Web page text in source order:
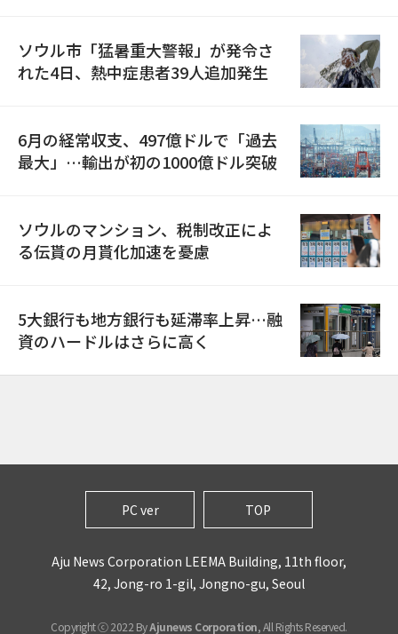
ソウル市「猛暑重大警報」が発令さ
れた4日、熱中症患者39人追加発生
6月の経常収支、497億ドルで「過去
最大」…輸出が初の1000億ドル突破
ソウルのマンション、税制改正によ
る伝貰の月貰化加速を憂慮
5大銀行も地方銀行も延滞率上昇…融
資のハードルはさらに高く
PC ver TOP
Aju News Corporation LEEMA Building, 11th floor,
42, Jong-ro 1-gil, Jongno-gu, Seoul
Copyright ⓒ 2022 ByAjunews Corporation, All Rights Reserved.